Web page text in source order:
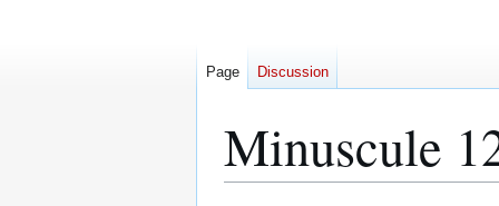
Minuscule
Page Discussion